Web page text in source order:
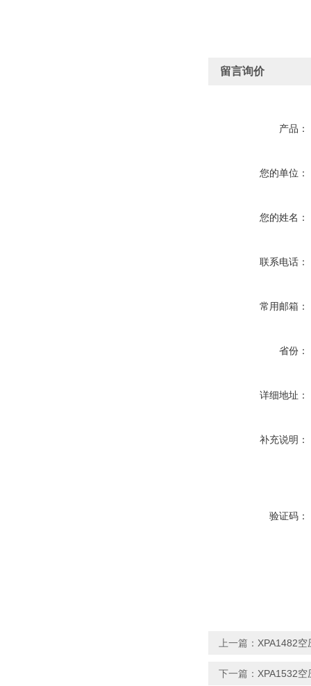
留言询价
产品：
您的单位：
您的姓名：
联系电话：
常用邮箱：
省份：
详细地址：
补充说明：
验证码：
上一篇： XPA1482
下一篇： XPA1532